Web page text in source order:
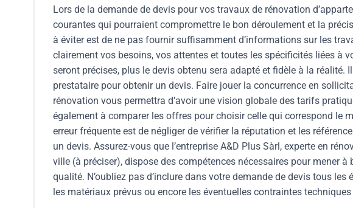
Lors de la demande de devis pour vos travaux de rénovation
courantes qui pourraient compromettre le bon déroulement et la
à éviter est de ne pas fournir suffisamment d’informations sur les
clairement vos besoins, vos attentes et toutes les spécificités liées à
seront précises, plus le devis obtenu sera adapté et fidèle à la réalité.
prestataire pour obtenir un devis. Faire jouer la concurrence en
rénovation vous permettra d’avoir une vision globale des tarifs
également à comparer les offres pour choisir celle qui correspond le
erreur fréquente est de négliger de vérifier la réputation et les
un devis. Assurez-vous que l’entreprise A&D Plus Sàrl, experte en
ville (à préciser), dispose des compétences nécessaires pour mener
qualité. N’oubliez pas d’inclure dans votre demande de devis tous
les matériaux prévus ou encore les éventuelles contraintes